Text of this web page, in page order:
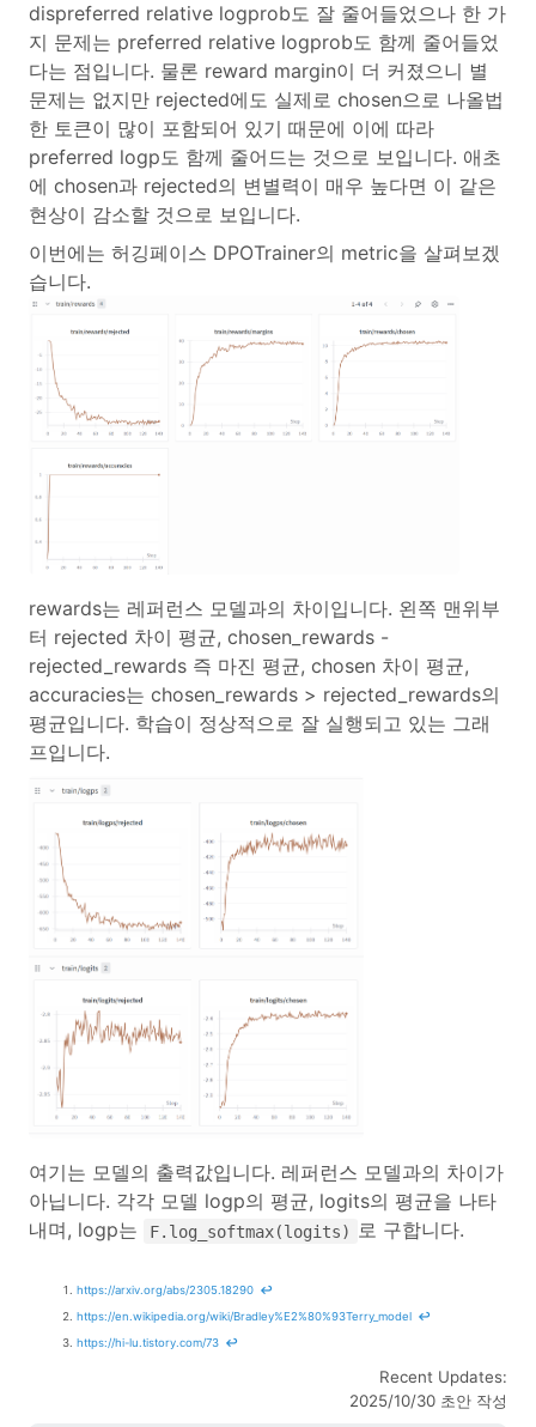
dispreferred relative logprob도 잘 줄어들었으나 한 가
지 문제는 preferred relative logprob도 함께 줄어들었
다는 점입니다. 물론 reward margin이 더 커졌으니 별
문제는 없지만 rejected에도 실제로 chosen으로 나올법
한 토큰이 많이 포함되어 있기 때문에 이에 따라
preferred logp도 함께 줄어드는 것으로 보입니다. 애초
에 chosen과 rejected의 변별력이 매우 높다면 이 같은
현상이 감소할 것으로 보입니다.
이번에는 허깅페이스 DPOTrainer의 metric을 살펴보겠
습니다.
rewards는 레퍼런스 모델과의 차이입니다. 왼쪽 맨위부
터 rejected 차이 평균, chosen_rewards -
rejected_rewards 즉 마진 평균, chosen 차이 평균,
accuracies는 chosen_rewards > rejected_rewards의
평균입니다. 학습이 정상적으로 잘 실행되고 있는 그래
프입니다.
여기는 모델의 출력값입니다. 레퍼런스 모델과의 차이가
아닙니다. 각각 모델 logp의 평균, logits의 평균을 나타
내며, logp는
F.log_softmax(logits) 로 구합니다.
https://arxiv.org/abs/2305.18290 ↩
https://en.wikipedia.org/wiki/Bradley%E2%80%93Terry_model
↩
https://hi-lu.tistory.com/73 ↩
Recent Updates:
2025/10/30 초안 작성